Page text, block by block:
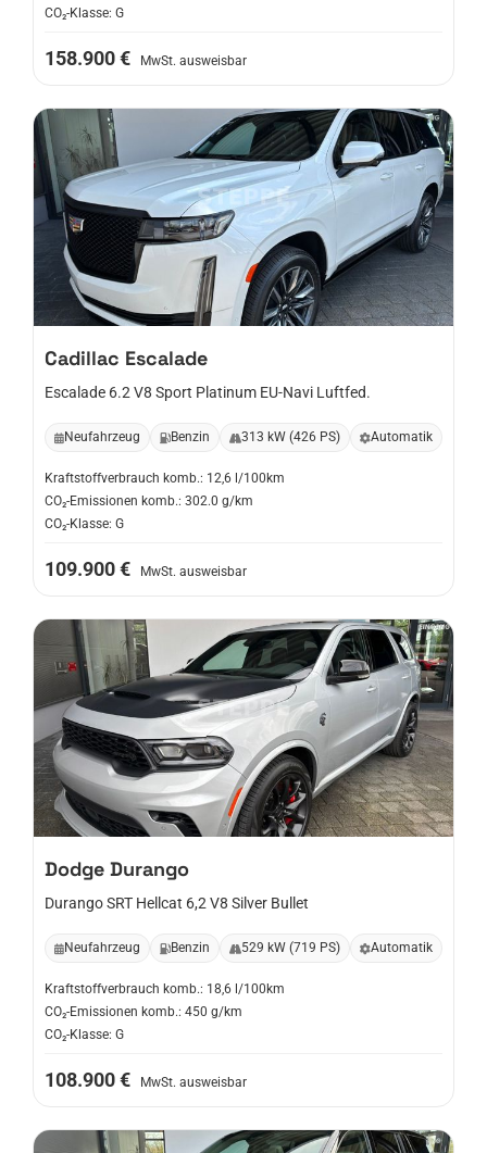
CO₂-Klasse: G
158.900 € MwSt. ausweisbar
Cadillac Escalade
Escalade 6.2 V8 Sport Platinum EU-Navi Luftfed.
Neufahrzeug Benzin 313 kW (426 PS) Automatik
Kraftstoffverbrauch komb.: 12,6 l/100km
CO₂-Emissionen komb.: 302.0 g/km
CO₂-Klasse: G
109.900 € MwSt. ausweisbar
Dodge Durango
Durango SRT Hellcat 6,2 V8 Silver Bullet
Neufahrzeug Benzin 529 kW (719 PS) Automatik
Kraftstoffverbrauch komb.: 18,6 l/100km
CO₂-Emissionen komb.: 450 g/km
CO₂-Klasse: G
108.900 € MwSt. ausweisbar